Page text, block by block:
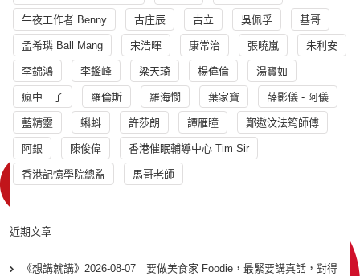
午夜工作者 Benny 古庄辰 古立 吳佩孚 基哥
孟希璘 Ball Mang 宋浩暉 康常治 張曉嵐 朱利安
李錦鴻 李鑑峰 梁天琦 楊偉倫 湯寳如
瘋中三子 羅倫斯 羅海憫 葉家寶 薛影儀 - 阿儀
藍精靈 蝌蚪 許莎朗 譚雁瞳 鄭遨汶法筠師傅
阿銀 陳俊偉 香港催眠輔導中心 Tim Sir
香港記憶學院總監 馬哥老師
近期文章
《想講就講》2026-08-07｜要做美食家 Foodie，最緊要講真話，對得